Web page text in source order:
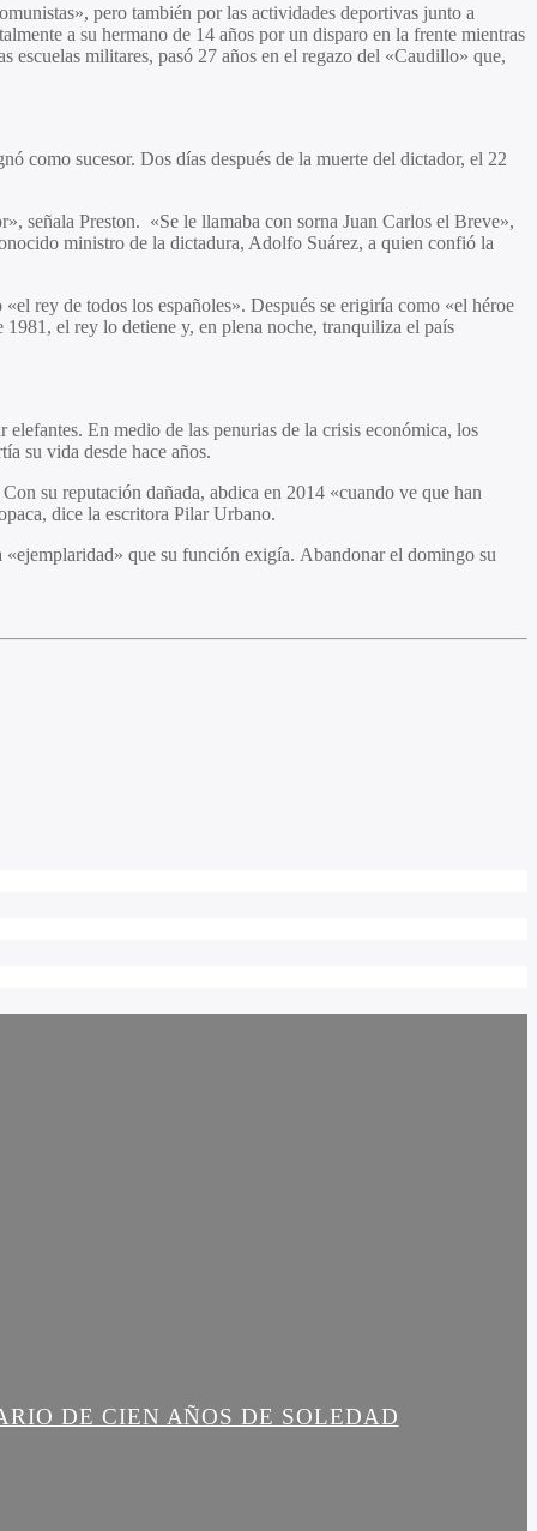
pero también por las actividades deportivas junto a
a su hermano de 14 años por un disparo en la frente mientras
escuelas militares, pasó 27 años en el regazo del «Caudillo» que,
como sucesor. Dos días después de la muerte del dictador, el 22
señala Preston. «Se le llamaba con sorna Juan Carlos el Breve»,
ministro de la dictadura, Adolfo Suárez, a quien confió la
rey de todos los españoles». Después se erigiría como «el héroe
el rey lo detiene y, en plena noche, tranquiliza el país
En medio de las penurias de la crisis económica, los
su vida desde hace años.
su reputación dañada, abdica en 2014 «cuando ve que han
dice la escritora Pilar Urbano.
que su función exigía. Abandonar el domingo su
DE CIEN AÑOS DE SOLEDAD